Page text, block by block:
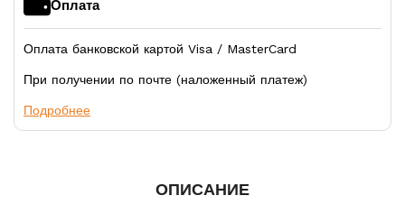
Оплата
Оплата банковской картой Visa / MasterCard
При получении по почте (наложенный платеж)
Подробнее
ОПИСАНИЕ